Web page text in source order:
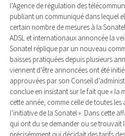
l’Agence de régulation des
publiant un communiqué dans lequel
certain nombre de mesures à la
ADSL et internationaux annoncée la
Sonatel réplique par un nouveau
baisses pratiquées depuis plusieurs
viennent d’être annoncées ont été
approuvées par son Conseil
conclue en insistant sur le fait que « la
cette année, comme celle de toutes les
l’initiative de la Sonatel ». Dans cette
qui ont du se demander ou se trouvait
précisémment qui décidait des tarifs